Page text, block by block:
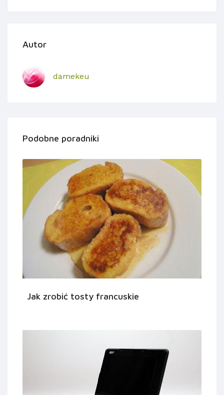
Autor
damekeu
Podobne poradniki
Jak zrobić tosty francuskie